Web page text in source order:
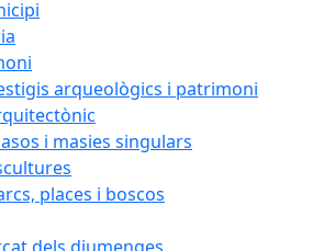
arqueològics i patrimoni
i masies singulars
places i boscos